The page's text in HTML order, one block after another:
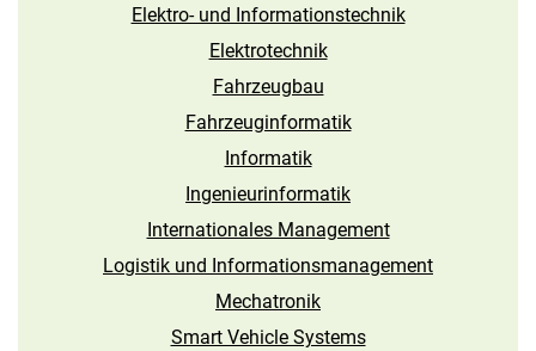
Elektro- und Informations­technik
Elektrotechnik
Fahrzeugbau
Fahrzeuginformatik
Informatik
Ingenieur­informatik
Internationales Management
Logistik und Informations­management
Mechatronik
Smart Vehicle Systems